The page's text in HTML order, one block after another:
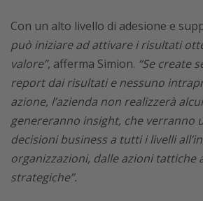
Con un alto livello di adesione e
può iniziare ad attivare i risultati
valore”, afferma Simion. “Se create
report dai risultati e nessuno
azione, l’azienda non realizzerà
genereranno insight, che verranno
decisioni business a tutti i livelli
organizzazioni, dalle azioni tattiche
strategiche”.